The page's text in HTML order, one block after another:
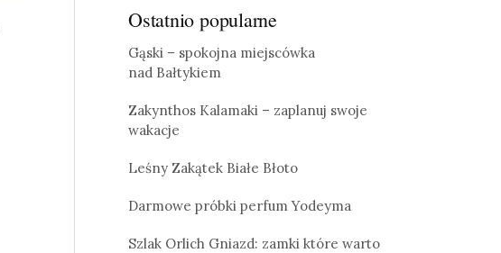
Ostatnio popularne
Gąski – spokojna miejscówka
nad Bałtykiem
Zakynthos Kalamaki – zaplanuj swoje
wakacje
Leśny Zakątek Białe Błoto
Darmowe próbki perfum Yodeyma
Szlak Orlich Gniazd: zamki które warto